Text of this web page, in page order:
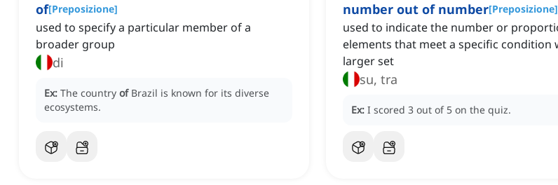
of[Preposizione]
used to specify a particular member of a
broader group
di
Ex: The country of Brazil is known for its diverse
ecosystems.
number out of number[Preposizione]
used to indicate the number or
elements that meet a specific condition
larger set
su, tra
Ex: I scored 3 out of 5 on the quiz.